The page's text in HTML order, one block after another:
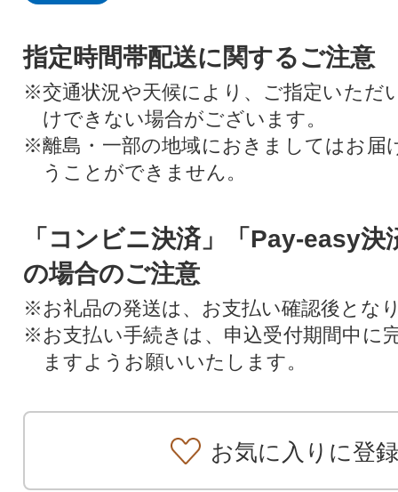
指定時間帯配送に関するご注意
※交通状況や天候により、ご指定いただ
けできない場合がございます。
※離島・一部の地域におきましてはお届
うことができません。
「コンビニ決済」「Pay-easy決
の場合のご注意
※お礼品の発送は、お支払い確認後とな
※お支払い手続きは、申込受付期間中に
ますようお願いいたします。
お気に入りに登録